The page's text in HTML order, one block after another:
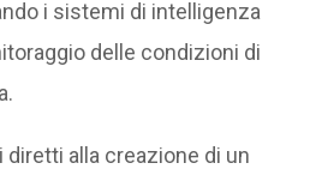
i sistemi di intelligenza
delle condizioni di
alla creazione di un